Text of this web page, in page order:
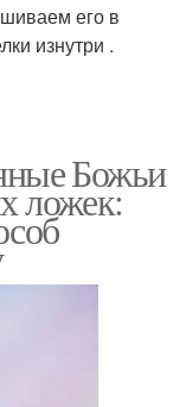
его в
изнутри .
Божьи
ложек: